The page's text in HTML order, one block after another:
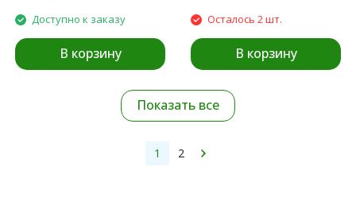
Доступно к заказу
В корзину
Осталось 2 шт.
В корзину
Показать все
1 2